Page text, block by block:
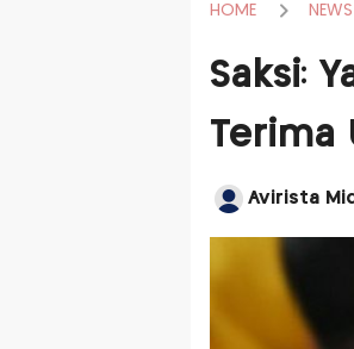
HOME NEWS
Saksi:
Terima
Avirista